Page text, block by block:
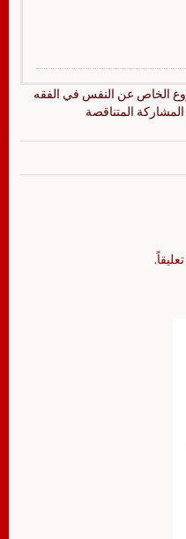
الخاص عن النفس في الفقه
المشاركة المتناقصة